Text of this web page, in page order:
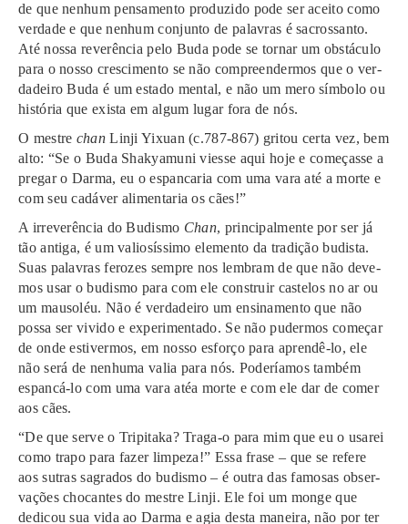
de que nenhu­m pensamento produzido pode ser acei­to como
ver­da­de e que nenhum con­jun­to de pala­vras é sacros­san­to.
Até nossa reve­rên­cia pelo Buda pode se tornar um obs­tá­cu­lo
para o nosso cres­ci­men­to se não com­preen­der­mos que o ver­
da­dei­ro Buda é um esta­do men­tal, e não um mero sím­bo­lo ou
his­tó­ria que exis­ta em algum lugar fora de nós.
O mes­tre chanLinji Yixuan (c.787-867) gri­tou certa vez, bem
alto: “Se o Buda Shakyamuni vies­se aqui hoje e come­ças­se a
pre­gar o Darma, eu o espan­ca­ria com uma vara até a morte e
com seu cadáver ali­men­ta­ria os cães!”
A irre­ve­rência do Budismo Chan, prin­ci­pal­men­te por ser já
tão anti­ga, é um valio­sís­si­mo ele­men­to da tra­di­ção budis­ta.
Suas pala­vras fero­zes sempre nos lembram de que não deve­
mos usar o budis­mo para com ele cons­truir cas­te­los no ar ou
um mausoléu. Não é ver­da­dei­ro um ensi­na­men­to que não
possa ser vivi­do e experimentado. Se não pudermos começar
de onde estivermos, em nosso esforço para aprendê-lo, ele
não será de nenhuma valia para nós. Poderíamos tam­bém
espan­cá-lo com uma vara atéa morte e com ele dar de comer
aos cães.
“De que serve o Tripitaka? Traga-o para mim que eu o usa­rei
como trapo para fazer limpe­za!” Essa frase – que se refe­re
aos ­sutras sagra­dos do budis­mo – é outra das famosas obser­
va­ções cho­can­tes do mestre Linji. Ele foi um monge que
dedi­cou sua vida ao Darma e agia desta maneira, não por ter